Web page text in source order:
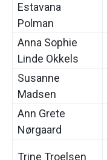
Estavana
Polman
Anna Sophie
Linde Okkels
Susanne
Madsen
Ann Grete
Nørgaard
Trine Troelsen